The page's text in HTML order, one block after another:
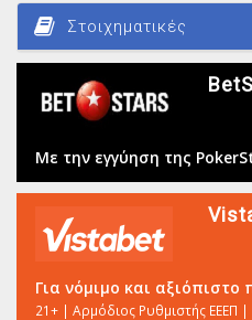
Στοιχηματικές
Με την εγγύηση της
Για νόμιμο και αξιόπιστο
21+ | Αρμόδιος Ρυθμιστής ΕΕΕΠ